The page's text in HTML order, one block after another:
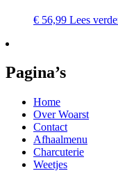
€ 56,99 Lees
Pagina’s
Home
Over Woarst
Contact
Afhaalmenu
Charcuterie
Weetjes